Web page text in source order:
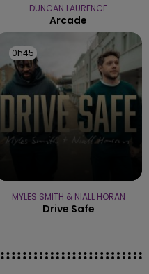
DUNCAN LAURENCE
Arcade
0h45
0h45
MYLES SMITH & NIALL HORAN
Drive Safe